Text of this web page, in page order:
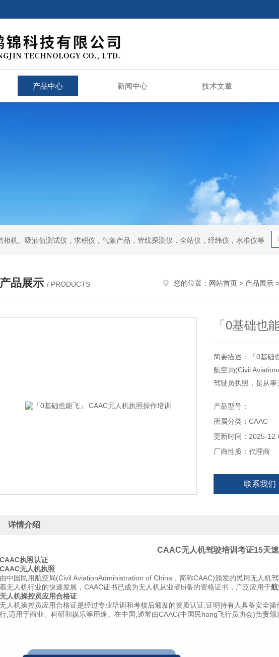
产品中心 新闻中心 技术文章
机、吸油值测试仪，求积仪，气象产品，管线探测仪，全站仪，经纬仪，水准仪等
产品展示 / PRODUCTS 您的位置： 网站首页 > 产品展示
「0基础也
简要描述：「0基础
航空局(Civil
驾驶员执照，是从事
产品型号：
所属分类：CAAC
更新时间：2025-12-
厂商性质：代理商
联系我们
详情介绍
CAAC无人机驾驶培训考证15天
CAAC执照认证
CAAC无人机执照
由中国民用航空局(Civil AviationAdministration of China，简称CAAC)颁发的民用无人机
着无人机行业的快速发展，CAAC证书已成为无人机从业者bi备的资格证书，广泛应用于
无人机操控员应用合格证
无人机操控员应用合格证是经过专业培训和考核后颁发的资质认证,证明持有人具备安全
行,适用于商业、科研和娱乐等用途。在中国,通常由CAAC(中国民hang飞行员协会)负责颁